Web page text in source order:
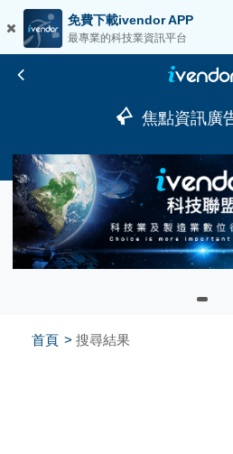
免費下載ivendor APP
最專業的科技業資訊平台
焦點資訊廣
首頁 搜尋結果